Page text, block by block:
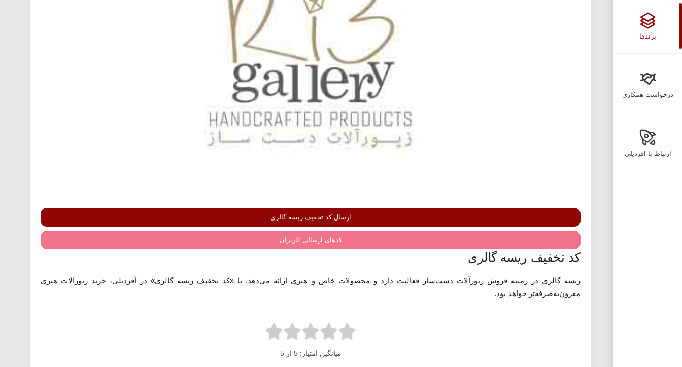
برندها
درخواست همکاری
ارتباط با آفردیلی
ارسال کد تخفیف ریسه گالری
کدهای ارسالی کاربران
کد تخفیف ریسه گالری
ریسه گالری در زمینه فروش زیورآلات دست‌ساز فعالیت دارد و محصولات خاص و هنری ارائه می‌دهد. با «کد تخفیف ریسه گالری» در آفردیلی، خرید زیورآلات هنری
مقرون‌به‌صرفه‌تر خواهد بود.
میانگین امتیاز: 5 از 5